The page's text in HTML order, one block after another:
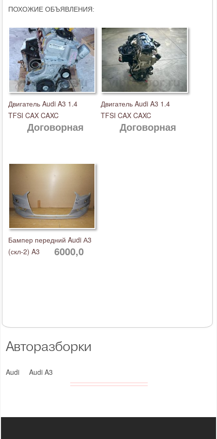
Авторазборки
Audi Audi A3
ПОХОЖИЕ ОБЪЯВЛЕНИЯ:
Двигатель Audi A3 1.4
TFSI CAX CAXC
Договорная
Двигатель Audi A3 1.4
TFSI CAX CAXC
Договорная
Бампер передний Audi А3
(скл-2) A3
6000,0